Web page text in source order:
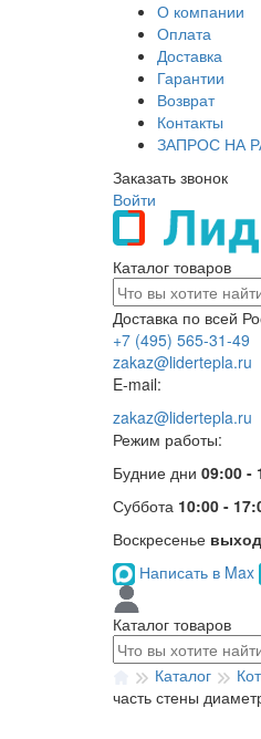
О компании
Оплата
Доставка
Гарантии
Возврат
Контакты
ЗАПРОС НА
Заказать звонок
Войти
Каталог товаров
Доставка по всей
+7 (495) 565-31-49
zakaz@lidertepla.ru
E-mail:
zakaz@lidertepla.ru
Режим работы:
Будние дни 09:00 -
Суббота 10:00 -
Воскресенье
Написать в Max
Каталог товаров
Каталог
часть стены